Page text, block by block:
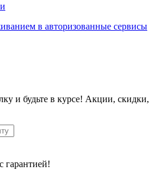
в авторизованные сервисы
и будьте в курсе! Акции, скидки,
гарантией!